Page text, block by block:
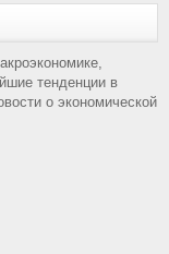
тенденции в
о экономической